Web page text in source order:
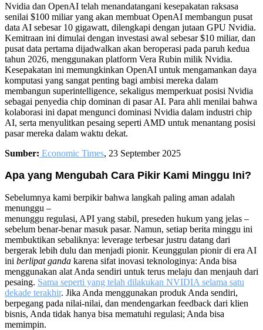
Nvidia dan OpenAI telah menandatangani kesepakatan raksasa
senilai $100 miliar yang akan membuat OpenAI membangun pusat
data AI sebesar 10 gigawatt, dilengkapi dengan jutaan GPU Nvidia.
Kemitraan ini dimulai dengan investasi awal sebesar $10 miliar, dan
pusat data pertama dijadwalkan akan beroperasi pada paruh kedua
tahun 2026, menggunakan platform Vera Rubin milik Nvidia.
Kesepakatan ini memungkinkan OpenAI untuk mengamankan daya
komputasi yang sangat penting bagi ambisi mereka dalam
membangun superintelligence, sekaligus memperkuat posisi Nvidia
sebagai penyedia chip dominan di pasar AI. Para ahli menilai bahwa
kolaborasi ini dapat mengunci dominasi Nvidia dalam industri chip
AI, serta menyulitkan pesaing seperti AMD untuk menantang posisi
pasar mereka dalam waktu dekat.
Sumber: Economic Times, 23 September 2025
Apa yang Mengubah Cara Pikir Kami Minggu Ini?
Sebelumnya kami berpikir bahwa langkah paling aman adalah
menunggu –
menunggu regulasi, API yang stabil, preseden hukum yang jelas –
sebelum benar-benar masuk pasar. Namun, setiap berita minggu ini
membuktikan sebaliknya: leverage terbesar justru datang dari
bergerak lebih dulu dan menjadi pionir. Keunggulan pionir di era AI
ini berlipat ganda karena sifat inovasi teknologinya: Anda bisa
menggunakan alat Anda sendiri untuk terus melaju dan menjauh dari
pesaing. Sama seperti yang telah dilakukan NVIDIA selama satu
dekade terakhir. Jika Anda menggunakan produk Anda sendiri,
berpegang pada nilai-nilai, dan mendengarkan feedback dari klien
bisnis, Anda tidak hanya bisa mematuhi regulasi; Anda bisa
memimpin.